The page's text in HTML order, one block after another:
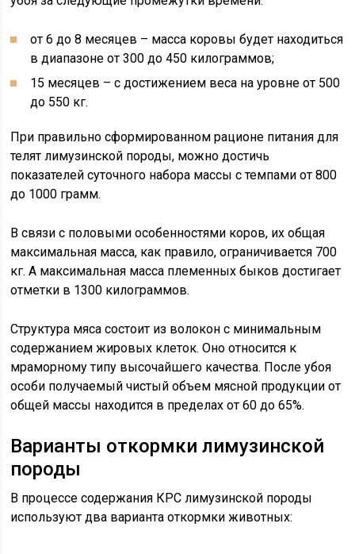
от 6 до 8 месяцев – масса коровы будет находиться
в диапазоне от 300 до 450 килограммов;
15 месяцев – с достижением веса на уровне от 500
до 550 кг.
При правильно сформированном рационе питания для
телят лимузинской породы, можно достичь
показателей суточного набора массы с темпами от 800
до 1000 грамм.
В связи с половыми особенностями коров, их общая
максимальная масса, как правило, ограничивается 700
кг. А максимальная масса племенных быков достигает
отметки в 1300 килограммов.
Структура мяса состоит из волокон с минимальным
содержанием жировых клеток. Оно относится к
мраморному типу высочайшего качества. После убоя
особи получаемый чистый объем мясной продукции от
общей массы находится в пределах от 60 до 65%.
Варианты откормки лимузинской
породы
В процессе содержания КРС лимузинской породы
используют два варианта откормки животных: